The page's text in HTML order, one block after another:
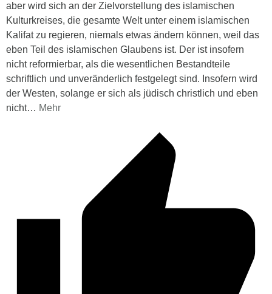
aber wird sich an der Zielvorstellung des islamischen
Kulturkreises, die gesamte Welt unter einem islamischen
Kalifat zu regieren, niemals etwas ändern können, weil das
eben Teil des islamischen Glaubens ist. Der ist insofern
nicht reformierbar, als die wesentlichen Bestandteile
schriftlich und unveränderlich festgelegt sind. Insofern wird
der Westen, solange er sich als jüdisch christlich und eben
nicht… Mehr